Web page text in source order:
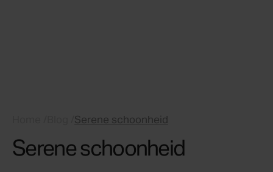
Serene schoonheid
Serene schoonheid